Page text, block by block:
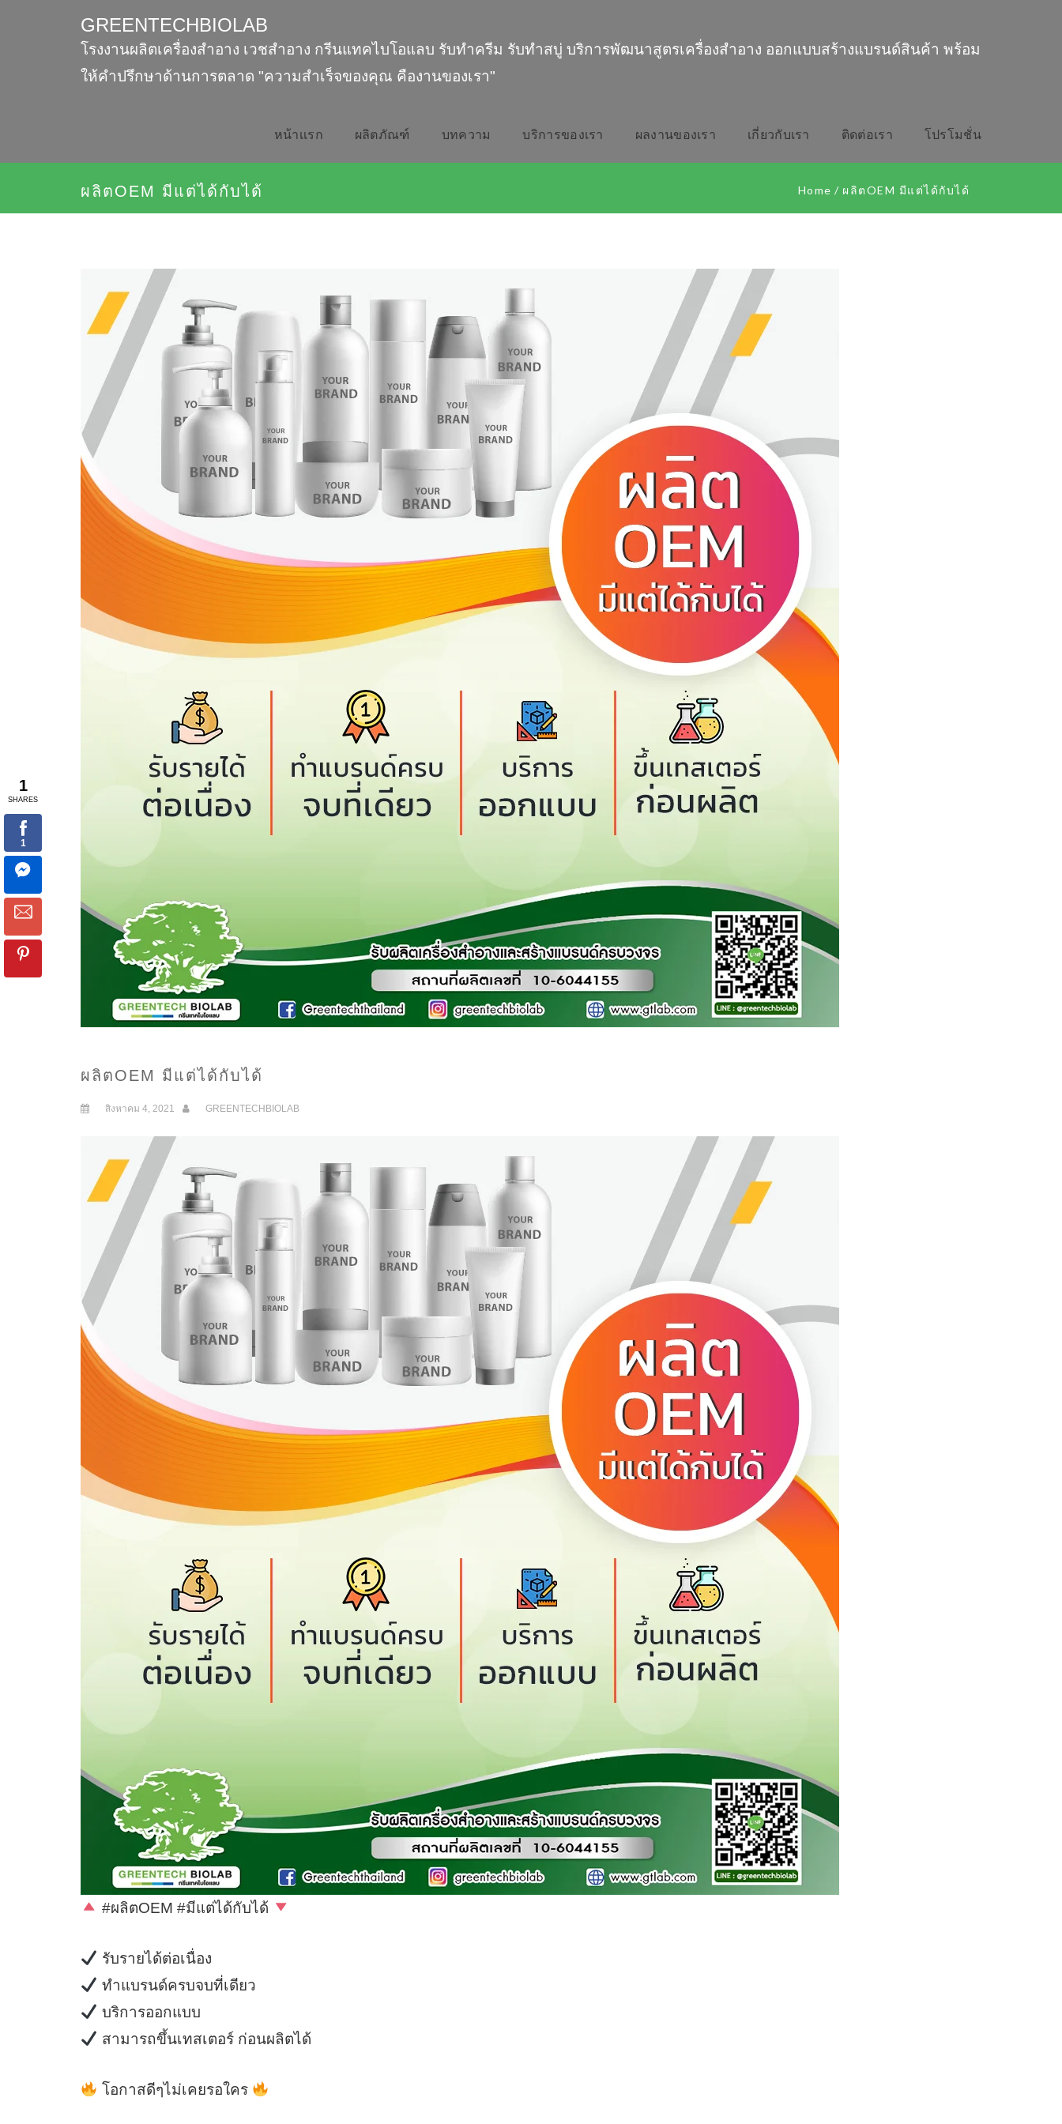
GREENTECHBIOLAB
โรงงานผลิตเครื่องสำอาง เวชสำอาง กรีนแทคไบโอแลบ รับทำครีม รับทำสบู่ บริการพัฒนาสูตรเครื่องสำอาง ออกแบบสร้างแบรนด์สินค้า พร้อม
ให้คำปรึกษาด้านการตลาด "ความสำเร็จของคุณ คืองานของเรา"
หน้าเเรก ผลิตภัณฑ์ บทความ บริการของเรา ผลงานของเรา เกี่ยวกับเรา ติดต่อเรา โปรโมชั่น
ผลิตOEM มีแต่ได้กับได้ Home / ผลิตOEM มีแต่ได้กับได้
ผลิตOEM มีแต่ได้กับได้
สิงหาคม 4, 2021 GREENTECHBIOLAB
#ผลิตOEM #มีแต่ได้กับได้
รับรายได้ต่อเนื่อง
ทำแบรนด์ครบจบที่เดียว
บริการออกแบบ
สามารถขึ้นเทสเตอร์ ก่อนผลิตได้
โอกาสดีๆไม่เคยรอใคร